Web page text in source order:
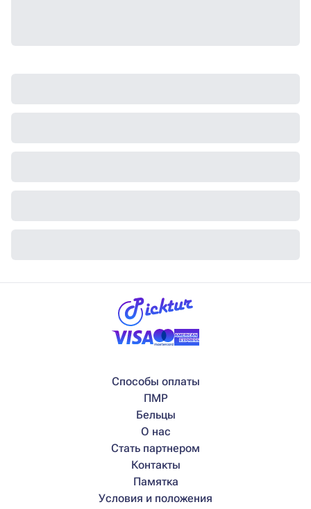
Способы оплаты
ПМР
Бельцы
О нас
Стать партнером
Контакты
Памятка
Условия и положения